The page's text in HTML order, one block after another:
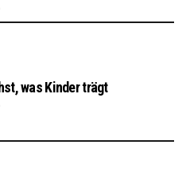
was Kinder trägt